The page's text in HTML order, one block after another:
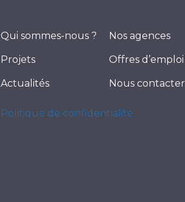
Qui sommes-nous ?
Projets
Actualités
Nos agences
Offres d’emploi
Nous contacter
Politique de confidentialité